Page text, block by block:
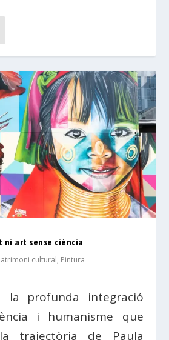
ni art sense ciència
cultural, Pintura
la profunda integració
i humanisme que
trajectòria de Paula